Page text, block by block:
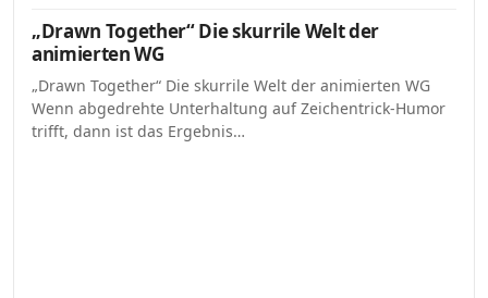
„Drawn Together“ Die skurrile Welt der
animierten WG
„Drawn Together“ Die skurrile Welt der animierten WG
Wenn abgedrehte Unterhaltung auf Zeichentrick-Humor
trifft, dann ist das Ergebnis…